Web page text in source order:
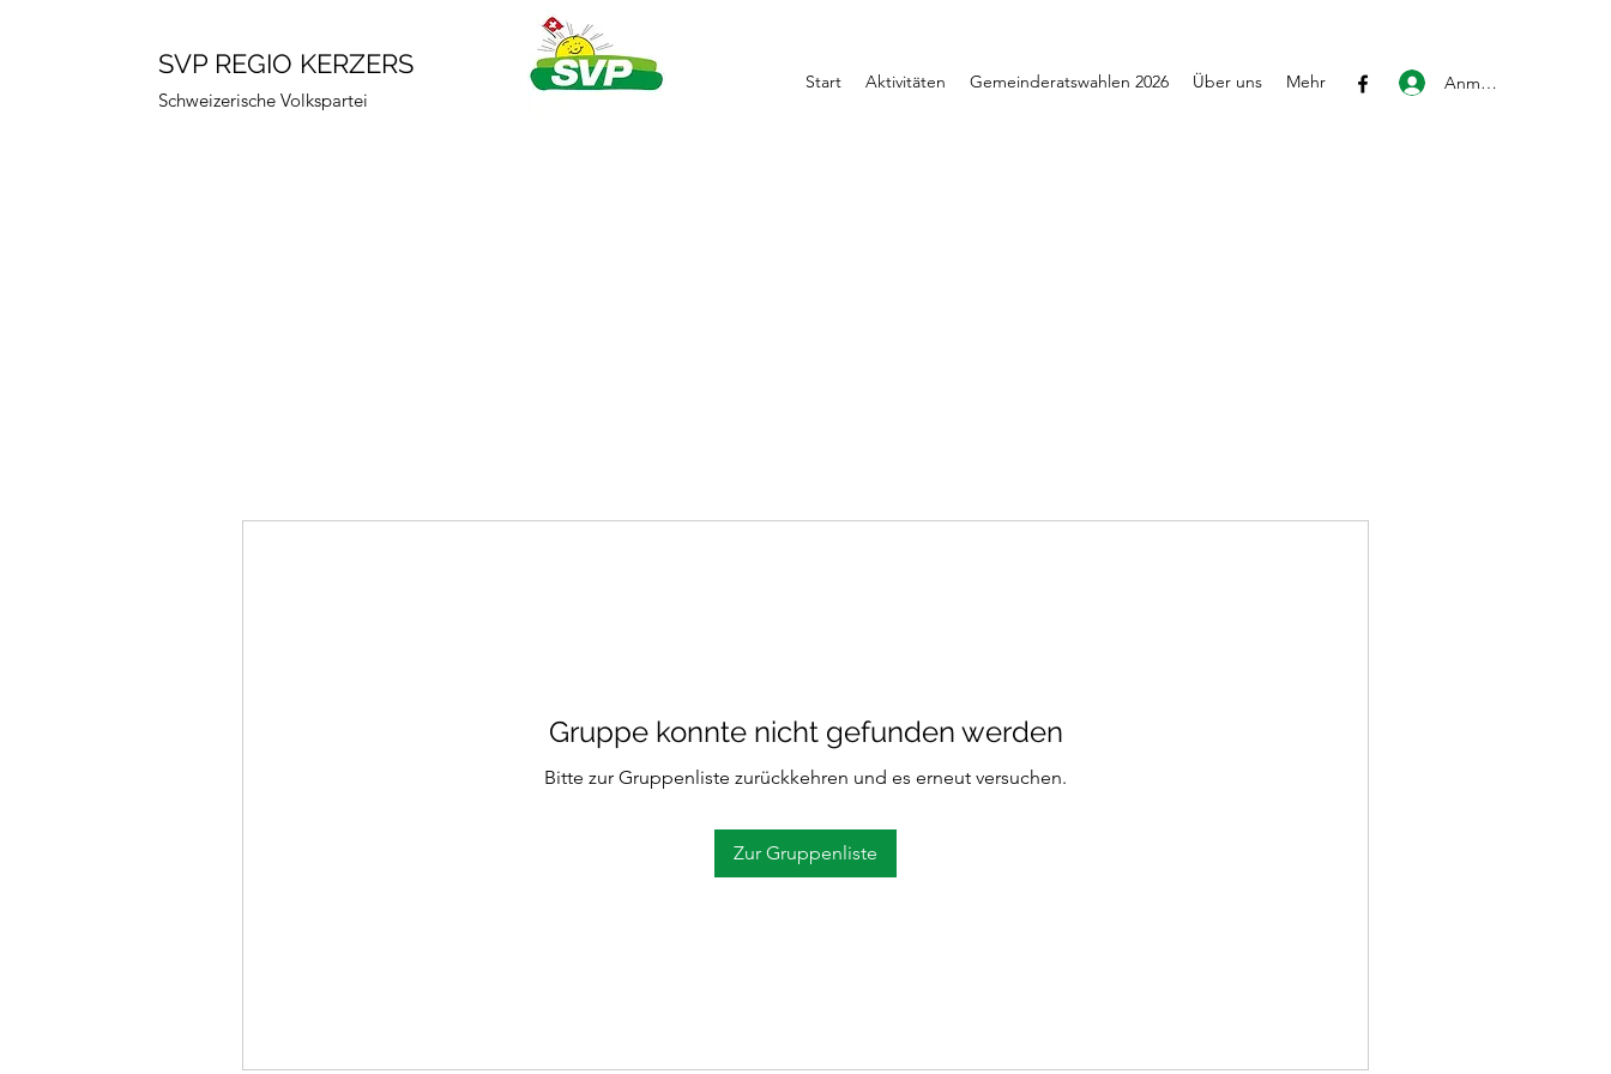
SVP REGIO KERZERS
Schweizerische Volkspartei
Start Aktivitäten Gemeinderatswahlen 2026 Über uns Mehr Anmelden
Gruppe konnte nicht gefunden werden
Bitte zur Gruppenliste zurückkehren und es erneut versuchen.
Zur Gruppenliste